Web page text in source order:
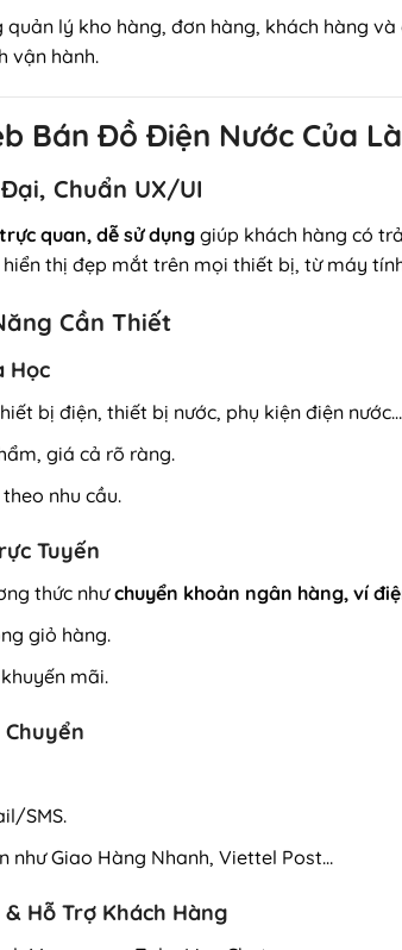
lý kho hàng, đơn hàng, khách hàng
vận hành.
Bán Đồ Điện Nước Của
Chuẩn UX/UI
trực quan, dễ sử dụng giúp khách hàng có
thị đẹp mắt trên mọi thiết bị, từ máy
Cần Thiết
Học
bị điện, thiết bị nước, phụ kiện điện nước…
giá cả rõ ràng.
nhu cầu.
Tuyến
thức nhưchuyển khoản ngân hàng, ví
giỏ hàng.
mãi.
SMS.
như Giao Hàng Nhanh, Viettel Post…
& Hỗ Trợ Khách Hàng